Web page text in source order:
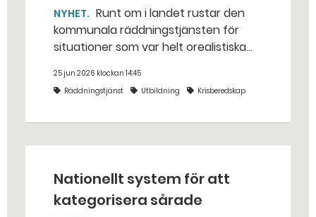
NYHET
kommunala räddningstjänsten för
situationer som var helt orealistiska
bakhåll, utspridda granater och hot
från livsfarliga drönare i det
25 jun 2026 klockan 14:45
Räddningstjänst
Utbildning Krisberedskap
Nationellt system för att
kategorisera sårade